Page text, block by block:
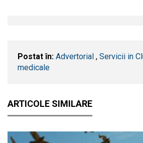
Postat în: Advertorial , Servicii in
medicale
ARTICOLE SIMILARE